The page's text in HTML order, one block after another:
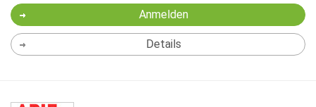
Anmelden
Details